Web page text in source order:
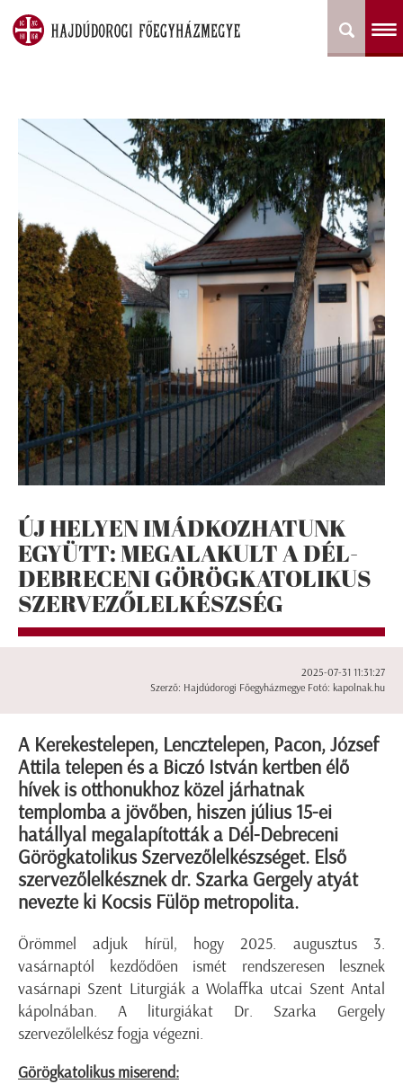
ÚJ HELYEN IMÁDKOZHATUNK
EGYÜTT: MEGALAKULT A DÉL-
DEBRECENI GÖRÖGKATOLIKUS
SZERVEZŐLELKÉSZSÉG
2025-07-31 11:31:27
Szerző: Hajdúdorogi Főegyházmegye Fotó: kapolnak.hu
A Kerekestelepen, Lencztelepen, Pacon, József
Attila telepen és a Biczó István kertben élő
hívek is otthonukhoz közel járhatnak
templomba a jövőben, hiszen július 15-ei
hatállyal megalapították a Dél-Debreceni
Görögkatolikus Szervezőlelkészséget. Első
szervezőlelkésznek dr. Szarka Gergely atyát
nevezte ki Kocsis Fülöp metropolita.
Örömmel adjuk hírül, hogy 2025. augusztus 3.
vasárnaptól kezdődően ismét rendszeresen lesznek
vasárnapi Szent Liturgiák a Wolaffka utcai Szent Antal
kápolnában. A liturgiákat Dr. Szarka Gergely
szervezőlelkész fogja végezni.
Görögkatolikus miserend: